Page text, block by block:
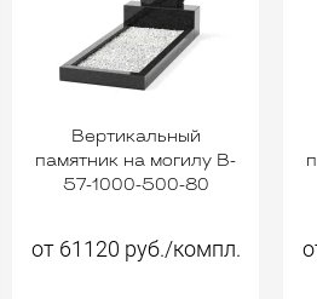
Вертикальный
памятник на могилу B-
57-1000-500-80
от 61120 руб./компл.